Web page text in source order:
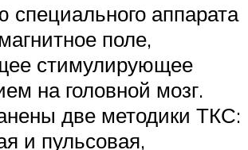
аппарата
поле,
стимулирующее
на головной мозг.
две методики ТКС:
и пульсовая,